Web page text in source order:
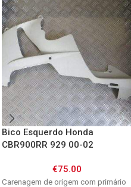
Bico Esquerdo Honda
CBR900RR 929 00-02
€75.00
Carenagem de origem com primário